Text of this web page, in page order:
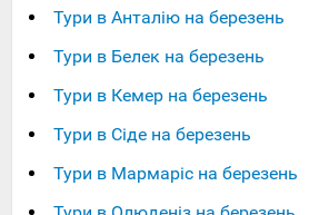
Тури в Анталію на березень
Тури в Белек на березень
Тури в Кемер на березень
Тури в Сіде на березень
Тури в Мармаріс на березень